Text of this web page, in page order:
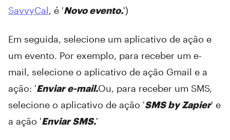
SavvyCal, é 'Novo evento.')
Em seguida, selecione um aplicativo de ação e
um evento. Por exemplo, para receber um e-
mail, selecione o aplicativo de ação Gmail e a
ação: 'Enviar e-mail.Ou, para receber um SMS,
selecione o aplicativo de ação 'SMS by Zapier' e
a ação 'Enviar SMS.'